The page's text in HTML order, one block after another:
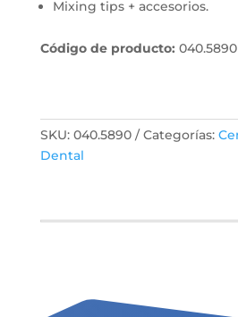
Mixing tips + accesorios.
Código de producto: 040.5890
SKU: 040.5890 Categorías:
Dental